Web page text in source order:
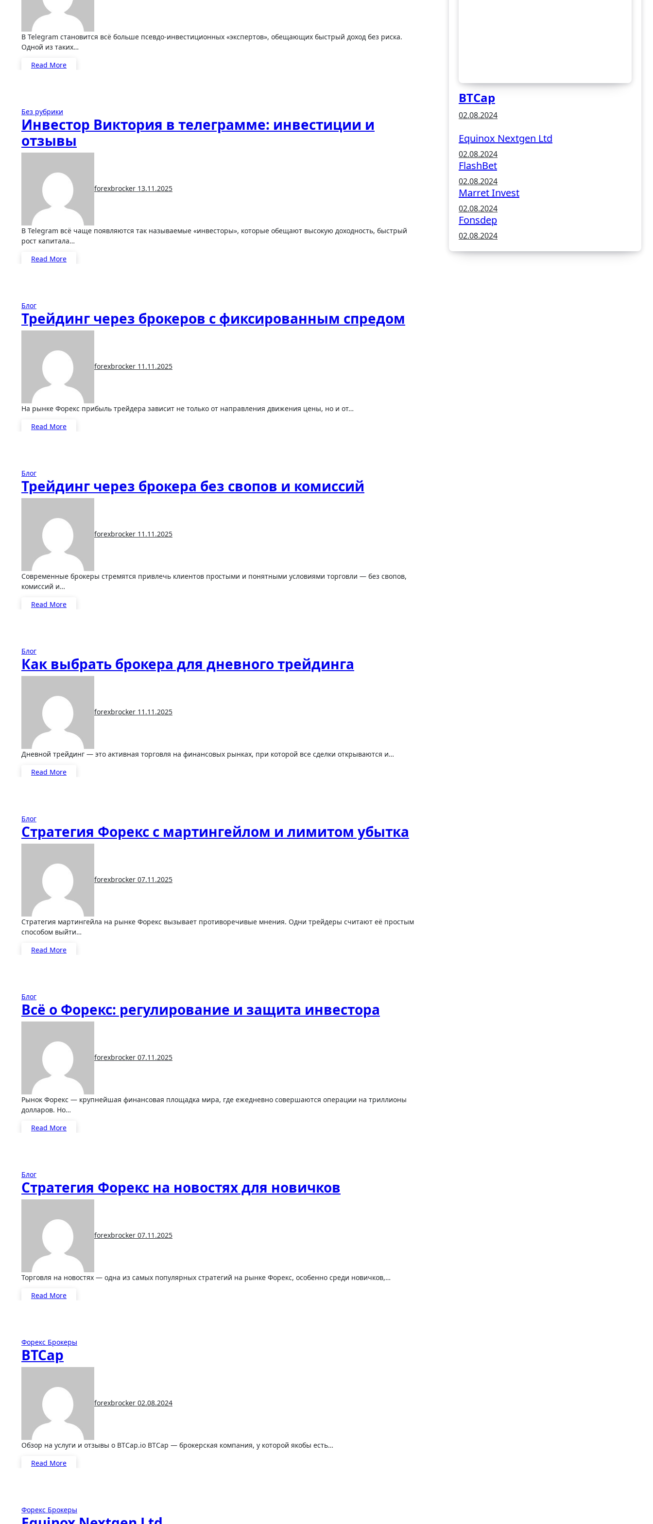
В Telegram становится всё больше псевдо-инвестиционных «экспертов», обещающих быстрый доход без риска.
Одной из таких…
Read More
Без рубрики
Инвестор Виктория в телеграмме: инвестиции и
отзывы
forexbrocker 13.11.2025
В Telegram всё чаще появляются так называемые «инвесторы», которые обещают высокую доходность, быстрый
рост капитала…
Read More
Блог
Трейдинг через брокеров с фиксированным спредом
forexbrocker 11.11.2025
На рынке Форекс прибыль трейдера зависит не только от направления движения цены, но и от…
Read More
Блог
Трейдинг через брокера без свопов и комиссий
forexbrocker 11.11.2025
Современные брокеры стремятся привлечь клиентов простыми и понятными условиями торговли — без свопов,
комиссий и…
Read More
Блог
Как выбрать брокера для дневного трейдинга
forexbrocker 11.11.2025
Дневной трейдинг — это активная торговля на финансовых рынках, при которой все сделки открываются и…
Read More
Блог
Стратегия Форекс с мартингейлом и лимитом убытка
forexbrocker 07.11.2025
Стратегия мартингейла на рынке Форекс вызывает противоречивые мнения. Одни трейдеры считают её простым
способом выйти…
Read More
Блог
Всё о Форекс: регулирование и защита инвестора
forexbrocker 07.11.2025
Рынок Форекс — крупнейшая финансовая площадка мира, где ежедневно совершаются операции на триллионы
долларов. Но…
Read More
Блог
Стратегия Форекс на новостях для новичков
forexbrocker 07.11.2025
Торговля на новостях — одна из самых популярных стратегий на рынке Форекс, особенно среди новичков,…
Read More
Форекс Брокеры
BTCap
forexbrocker 02.08.2024
Обзор на услуги и отзывы о BTCap.io BTCap — брокерская компания, у которой якобы есть…
Read More
Форекс Брокеры
BTCap
02.08.2024
Equinox Nextgen Ltd
02.08.2024
FlashBet
02.08.2024
Marret Invest
02.08.2024
Fonsdep
02.08.2024